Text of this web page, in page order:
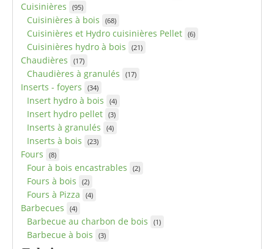
Cuisinières (95)
Cuisinières à bois (68)
Cuisinières et Hydro cuisinières Pellet (6)
Cuisinières hydro à bois (21)
Chaudières (17)
Chaudières à granulés (17)
Inserts - foyers (34)
Insert hydro à bois (4)
Insert hydro pellet (3)
Inserts à granulés (4)
Inserts à bois (23)
Fours (8)
Four à bois encastrables (2)
Fours à bois (2)
Fours à Pizza (4)
Barbecues (4)
Barbecue au charbon de bois (1)
Barbecue à bois (3)